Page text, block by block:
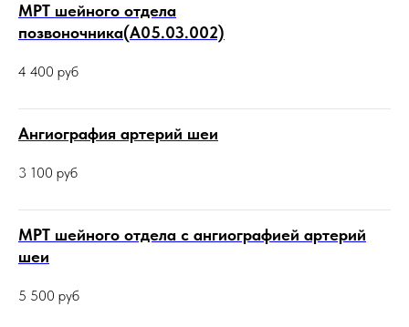
МРТ шейного отдела
позвоночника(А05.03.002)
4 400 руб
Ангиография артерий шеи
3 100 руб
МРТ шейного отдела с ангиографией артерий
шеи
5 500 руб